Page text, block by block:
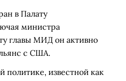
в Палату
министра
главы МИД он активно
с США.
известной как